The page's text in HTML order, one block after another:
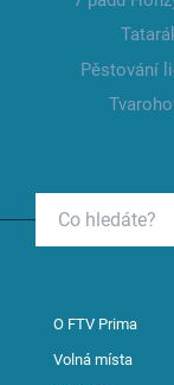
Pěstování
O FTV Prima
Volná místa